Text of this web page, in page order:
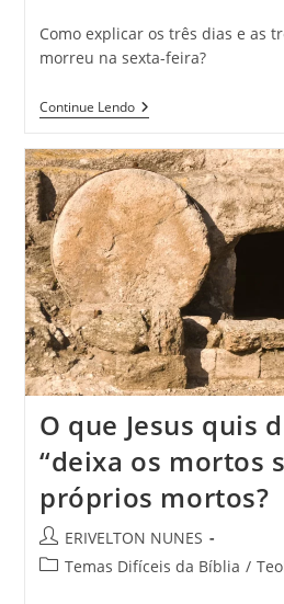
Como explicar os três dias e as
morreu na sexta-feira?
Continue Lendo
O que Jesus quis
“deixa os mortos
próprios mortos?
ERIVELTON NUNES
Temas Difíceis da Bíblia /